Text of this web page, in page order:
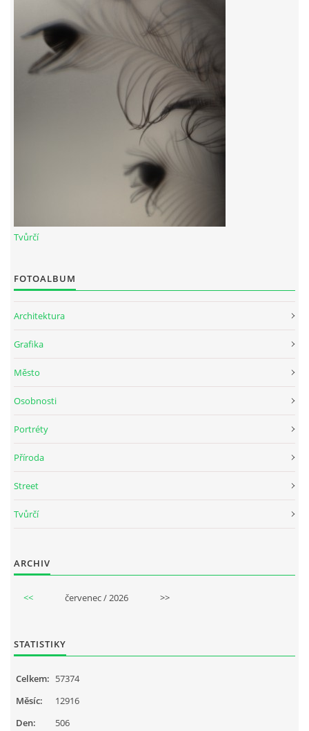
Tvůrčí
FOTOALBUM
Architektura
Grafika
Město
Osobnosti
Portréty
Příroda
Street
Tvůrčí
ARCHIV
<< červenec / 2026 >>
STATISTIKY
Celkem: 57374
Měsíc:
12916
Den:
506